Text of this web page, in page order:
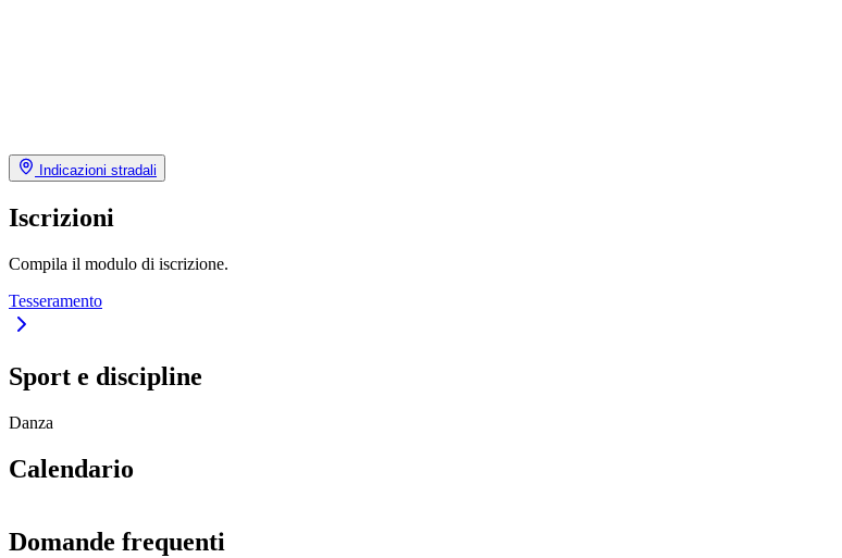
Indicazioni stradali
Iscrizioni
Compila il modulo di iscrizione.
Tesseramento
Sport e discipline
Danza
Calendario
Domande frequenti